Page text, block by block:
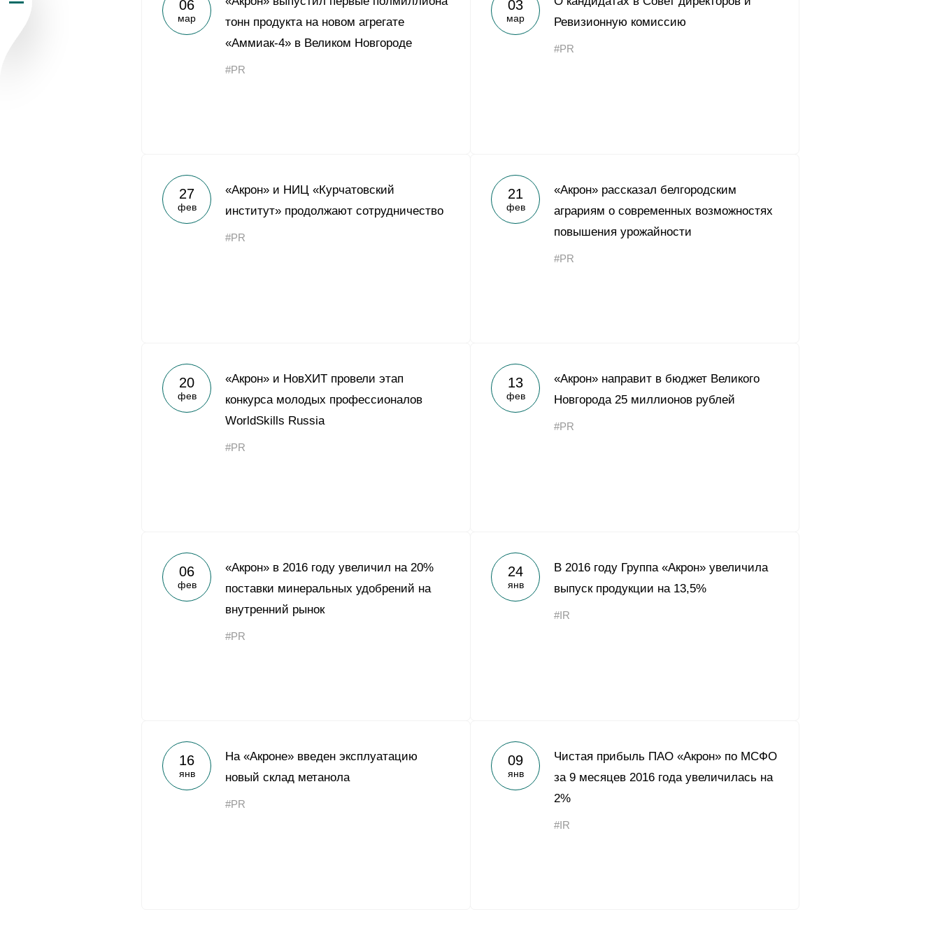
Yong Sheng Feng
Acron Argentina S.R.L
Пресс-центр
Карьера
06
мар
тонн продукта на новом агрегате
«Аммиак-4» в Великом Новгороде
#PR
03
мар
Ревизионную комиссию
#PR
27
фев
«Акрон» и НИЦ «Курчатовский
институт» продолжают сотрудничество
#PR
21
фев
«Акрон» рассказал белгородским
аграриям о современных возможностях
повышения урожайности
#PR
20
фев
«Акрон» и НовХИТ провели этап
конкурса молодых профессионалов
WorldSkills Russia
#PR
13
фев
«Акрон» направит в бюджет Великого
Новгорода 25 миллионов рублей
#PR
06
фев
«Акрон» в 2016 году увеличил на 20%
поставки минеральных удобрений на
внутренний рынок
#PR
24
янв
В 2016 году Группа «Акрон» увеличила
выпуск продукции на 13,5%
#IR
16
янв
На «Акроне» введен эксплуатацию
новый склад метанола
#PR
09
янв
Чистая прибыль ПАО «Акрон» по МСФО
за 9 месяцев 2016 года увеличилась на
2%
#IR